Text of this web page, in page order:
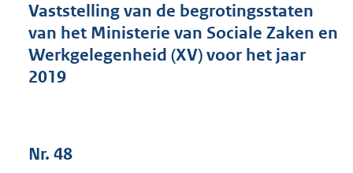
s
g
r
Vaststelling van de begrotingsstaten
van het Ministerie van Sociale Zaken en
Werkgelegenheid (XV) voor het jaar
2019
Nr. 48